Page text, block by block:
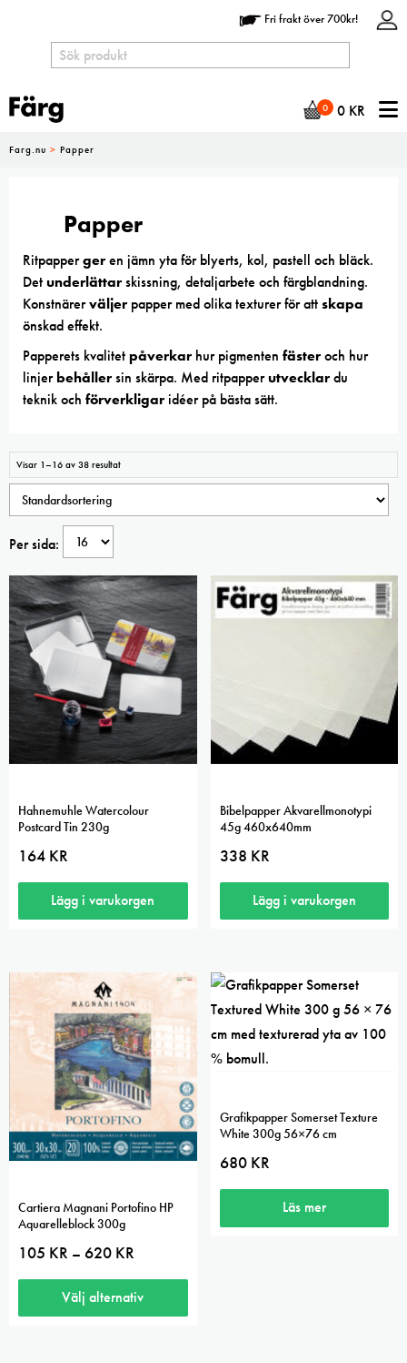
Fri frakt över 700kr!
0 0 KR
Farg.nu > Papper
Papper
Ritpappergeren jämn yta för blyerts, kol, pastell och bläck.
Detunderlättarskissning, detaljarbete och färgblandning.
Konstnärerväljer papper med olika texturer för attskapa
önskad effekt.
Papperets kvalitetpåverkar hur pigmenten fästeroch hur
linjerbehållersin skärpa. Med ritpapperutvecklardu
teknik och förverkligaridéer på bästa sätt.
Visar 1–16 av 38 resultat
Per sida:
Hahnemuhle Watercolour
Postcard Tin 230g
164 KR
Lägg i varukorgen
Bibelpapper Akvarellmonotypi
45g 460x640mm
338 KR
Lägg i varukorgen
Cartiera Magnani Portofino HP
Aquarelleblock 300g
105 KR – 620 KR
till
620 kr
Välj alternativ
Grafikpapper Somerset Texture
White 300g 56×76 cm
680 KR
Läs mer